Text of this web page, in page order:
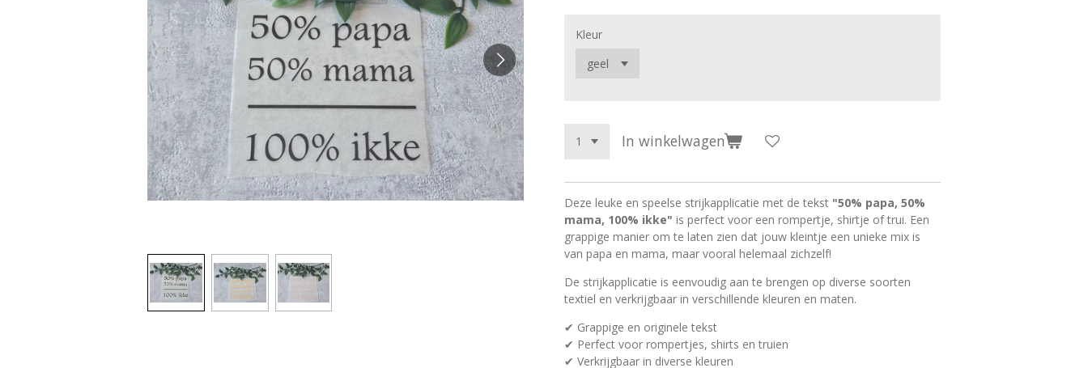
Kleur
In winkelwagen
Deze leuke en speelse strijkapplicatie met de tekst "50% papa, 50%
mama, 100% ikke" is perfect voor een rompertje, shirtje of trui. Een
grappige manier om te laten zien dat jouw kleintje een unieke mix is
van papa en mama, maar vooral helemaal zichzelf!
De strijkapplicatie is eenvoudig aan te brengen op diverse soorten
textiel en verkrijgbaar in verschillende kleuren en maten.
✔ Grappige en originele tekst
✔ Perfect voor rompertjes, shirts en truien
✔ Verkrijgbaar in diverse kleuren